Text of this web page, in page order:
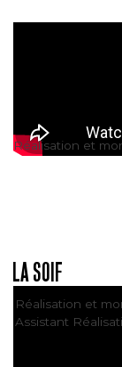
Réalisation et
LA SOIF
Réalisation et
Assistant